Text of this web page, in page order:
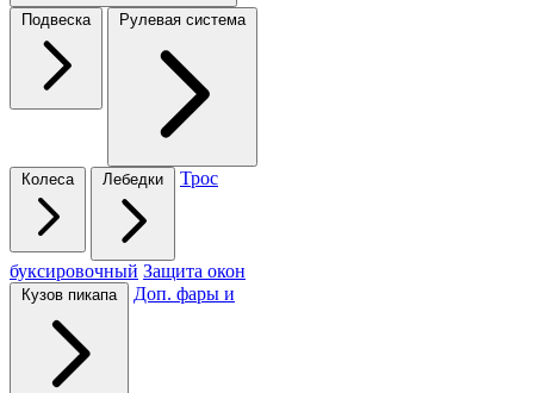
Подвеска Рулевая система
Колеса Лебедки Трос
буксировочный Защита окон
Кузов пикапа Доп. фары и